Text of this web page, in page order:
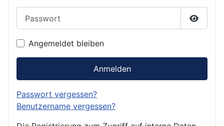
Angemeldet bleiben
Anmelden
Passwort vergessen?
Benutzername vergessen?